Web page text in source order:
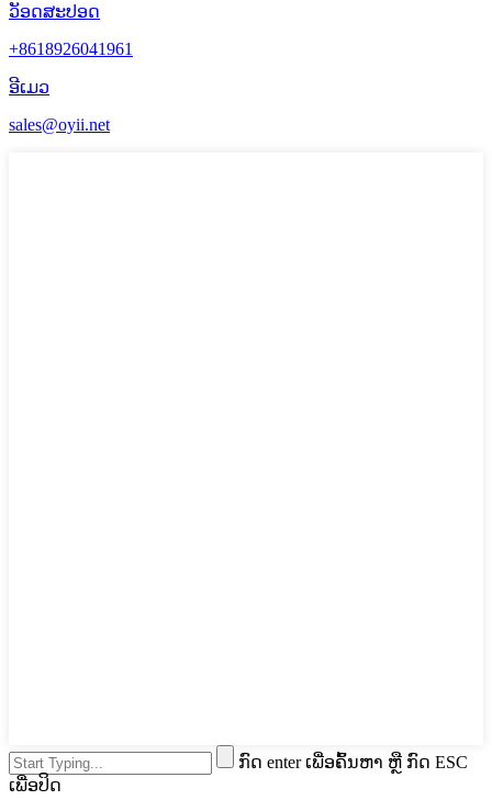
ວັອດສະປອດ
+8618926041961
ອີເມວ
sales@oyii.net
ກົດ enter ເພື່ອຄົ້ນຫາ ຫຼື ກົດ ESC
ເພື່ອປິດ